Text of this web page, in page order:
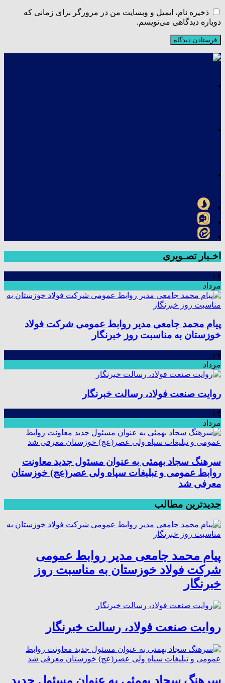
ذخیره نام، ایمیل و وبسایت من در مرورگر برای زمانی که
دوباره دیدگاهی می‌نویسم.
اخـبار تصـویری
۱۷
مرداد
پیام محمد جامعی مدیر روابط عمومی شرکت فولاد
خوزستان به مناسبت روز خبرنگار
۱۷
مرداد
روایت صنعت فولاد،‌ رسالت خبرنگار
۱۴
مرداد
سرهنگ سجاد بهمئی به عنوان مسئول جدید معاونت
روابط عمومی و تبلیغات سپاه ولی عصر(عج) خوزستان
معرفی شد
جدیدترین مطالب
پیام محمد جامعی مدیر روابط عمومی
شرکت فولاد خوزستان به مناسبت روز
خبرنگار
روایت صنعت فولاد،‌ رسالت خبرنگار